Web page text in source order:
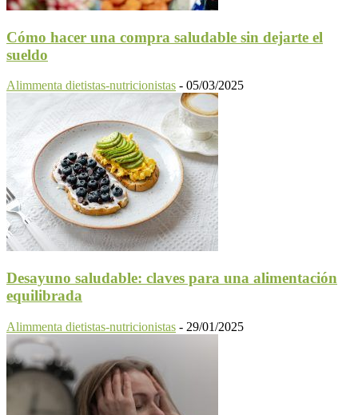
Cómo hacer una compra saludable sin dejarte el
sueldo
Alimmenta dietistas-nutricionistas - 05/03/2025
Desayuno saludable: claves para una alimentación
equilibrada
Alimmenta dietistas-nutricionistas - 29/01/2025